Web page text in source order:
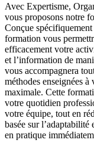
Avec Expertisme,
vous proposons notre
Conçue
formation vous
efficacement votre
et l’information de
vous accompagnera
méthodes enseignées
maximale. Cette
votre quotidien
votre équipe, tout en
basée sur l’adaptabilité
en pratique